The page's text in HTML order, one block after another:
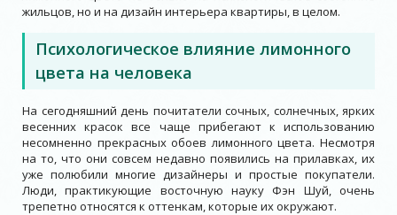
жильцов, но и на дизайн интерьера квартиры, в целом.
Психологическое влияние лимонного
цвета на человека
На сегодняшний день почитатели сочных, солнечных, ярких
весенних красок все чаще прибегают к использованию
несомненно прекрасных обоев лимонного цвета. Несмотря
на то, что они совсем недавно появились на прилавках, их
уже полюбили многие дизайнеры и простые покупатели.
Люди, практикующие восточную науку Фэн Шуй, очень
трепетно относятся к оттенкам, которые их окружают.